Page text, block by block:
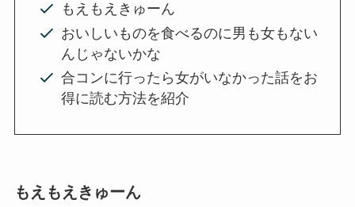
もえもえきゅーん
おいしいものを食べるのに男も女もない
んじゃないかな
合コンに行ったら女がいなかった話をお
得に読む方法を紹介
もえもえきゅーん